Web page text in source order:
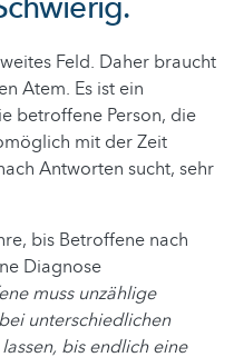
Feld. Daher braucht
Atem. Es ist ein
betroffene Person, die
mit der Zeit
Antworten sucht, sehr
bis Betroffene nach
Diagnose
muss unzählige
unterschiedlichen
bis endlich eine